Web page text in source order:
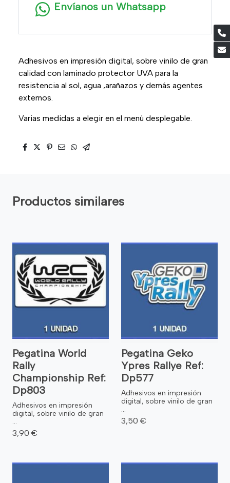
Envíanos un Whatsapp
Adhesivos en impresión digital, sobre vinilo de gran
calidad con laminado protector UVA para la
resistencia al sol, agua ,arañazos y demás agentes
externos.
Varias medidas a elegir en el menú desplegable.
Productos similares
Pegatina World
Rally
Championship Ref:
Dp803
Adhesivos en impresión
digital, sobre vinilo de gran
...
3,90 €
Pegatina Geko
Ypres Rallye Ref:
Dp577
Adhesivos en impresión
digital, sobre vinilo de gran
...
3,50 €